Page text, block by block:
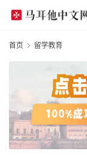
首页 留学教育